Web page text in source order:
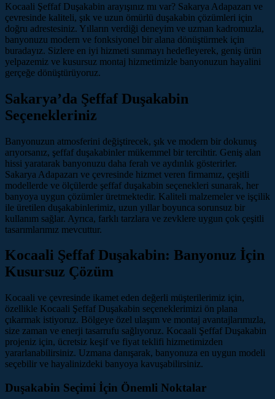
Kocaali Şeffaf Duşakabin arayışınız mı var? Sakarya Adapazarı ve
çevresinde kaliteli, şık ve uzun ömürlü duşakabin çözümleri için
doğru adrestesiniz. Yılların verdiği deneyim ve uzman kadromuzla,
banyonuzu modern ve fonksiyonel bir alana dönüştürmek için
buradayız. Sizlere en iyi hizmeti sunmayı hedefleyerek, geniş ürün
yelpazemiz ve kusursuz montaj hizmetimizle banyonuzun hayalini
gerçeğe dönüştürüyoruz.
Sakarya’da Şeffaf Duşakabin
Seçenekleriniz
Banyonuzun atmosferini değiştirecek, şık ve modern bir dokunuş
arıyorsanız, şeffaf duşakabinler mükemmel bir tercihtir. Geniş alan
hissi yaratarak banyonuzu daha ferah ve aydınlık gösterirler.
Sakarya Adapazarı ve çevresinde hizmet veren firmamız, çeşitli
modellerde ve ölçülerde şeffaf duşakabin seçenekleri sunarak, her
banyoya uygun çözümler üretmektedir. Kaliteli malzemeler ve işçilik
ile üretilen duşakabinlerimiz, uzun yıllar boyunca sorunsuz bir
kullanım sağlar. Ayrıca, farklı tarzlara ve zevklere uygun çok çeşitli
tasarımlarımız mevcuttur.
Kocaali Şeffaf Duşakabin: Banyonuz İçin
Kusursuz Çözüm
Kocaali ve çevresinde ikamet eden değerli müşterilerimiz için,
özellikle Kocaali Şeffaf Duşakabin seçeneklerimizi ön plana
çıkarmak istiyoruz. Bölgeye özel ulaşım ve montaj avantajlarımızla,
size zaman ve enerji tasarrufu sağlıyoruz. Kocaali Şeffaf Duşakabin
projeniz için, ücretsiz keşif ve fiyat teklifi hizmetimizden
yararlanabilirsiniz. Uzmana danışarak, banyonuza en uygun modeli
seçebilir ve hayalinizdeki banyoya kavuşabilirsiniz.
Duşakabin Seçimi İçin Önemli Noktalar